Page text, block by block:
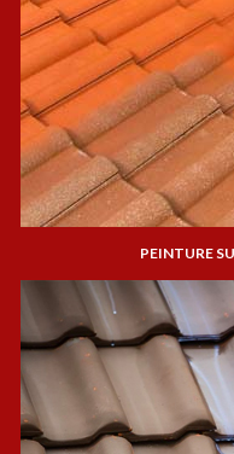
PEINTURE